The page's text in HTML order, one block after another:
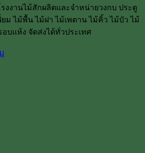
รงงานไม้สักผลิตและจำหน่ายวงกบ ประตู
ม ไม้พื้น ไม้ฝา ไม้เพดาน ไม้คิ้ว ไม้บัว ไม้
บแห้ง จัดส่งได้ทั่วประเทศ